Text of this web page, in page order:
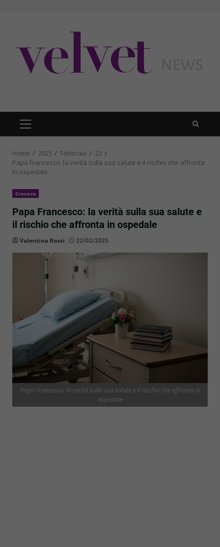
PRIMARY
MENU
Home 2025 Febbraio
22
Papa Francesco: la verità sulla sua salute e il rischio che affronta
in ospedale
Cronaca
Papa Francesco: la verità sulla sua salute e
il rischio che affronta in ospedale
Valentina Rossi 22/02/2025
Papa Francesco: la verità sulla sua salute e il rischio che affronta in
ospedale